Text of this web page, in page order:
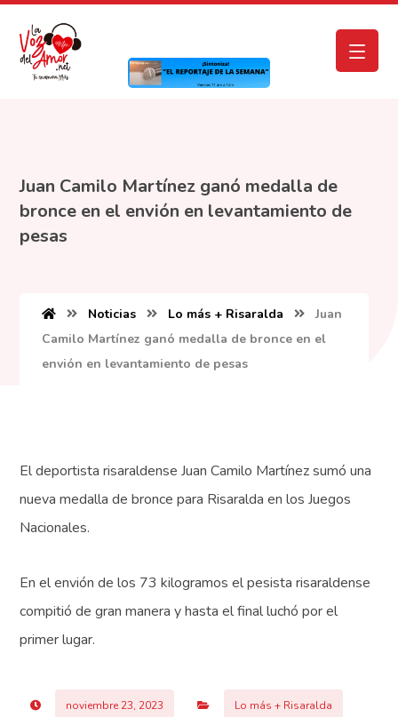
Juan Camilo Martínez ganó medalla de
bronce en el envión en levantamiento de
pesas
Noticias Lo más + Risaralda
Juan
Camilo Martínez ganó medalla de bronce en el
envión en levantamiento de pesas
El deportista risaraldense Juan Camilo Martínez sumó una
nueva medalla de bronce para Risaralda en los Juegos
Nacionales.
En el envión de los 73 kilogramos el pesista risaraldense
compitió de gran manera y hasta el final luchó por el
primer lugar.
noviembre 23, 2023 Lo más + Risaralda